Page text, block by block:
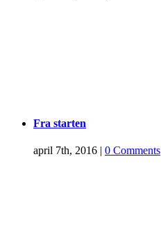
Fra starten
april 7th, 2016 | 0 Comments